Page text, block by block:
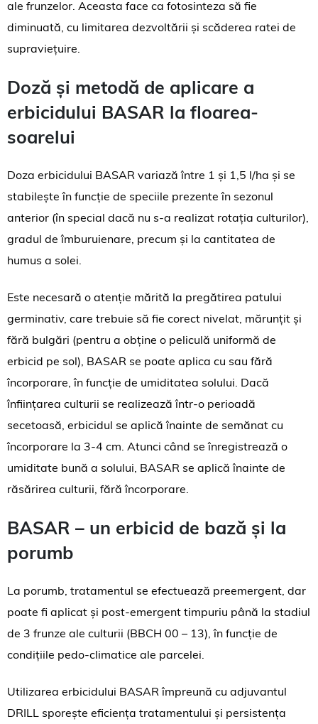
ale frunzelor. Aceasta face ca fotosinteza să fie
diminuată, cu limitarea dezvoltării și scăderea ratei de
supraviețuire.
Doză și metodă de aplicare a
erbicidului BASAR la floarea-
soarelui
Doza erbicidului BASAR variază între 1 și 1,5 l/ha și se
stabilește în funcție de speciile prezente în sezonul
anterior (în special dacă nu s-a realizat rotația culturilor),
gradul de îmburuienare, precum și la cantitatea de
humus a solei.
Este necesară o atenție mărită la pregătirea patului
germinativ, care trebuie să fie corect nivelat, mărunțit și
fără bulgări (pentru a obține o peliculă uniformă de
erbicid pe sol), BASAR se poate aplica cu sau fără
încorporare, în funcție de umiditatea solului. Dacă
înființarea culturii se realizează într-o perioadă
secetoasă, erbicidul se aplică înainte de semănat cu
încorporare la 3-4 cm. Atunci când se înregistrează o
umiditate bună a solului, BASAR se aplică înainte de
răsărirea culturii, fără încorporare.
BASAR – un erbicid de bază și la
porumb
La porumb, tratamentul se efectuează preemergent, dar
poate fi aplicat și post-emergent timpuriu până la stadiul
de 3 frunze ale culturii (BBCH 00 – 13), în funcție de
condițiile pedo-climatice ale parcelei.
Utilizarea erbicidului BASAR împreună cu adjuvantul
DRILL sporește eficiența tratamentului și persistența